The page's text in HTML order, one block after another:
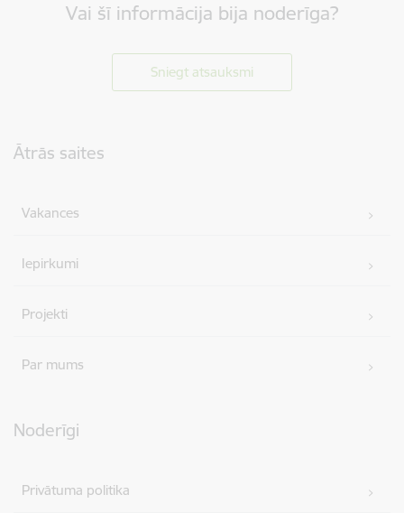
Vai šī informācija bija noderīga?
Sniegt atsauksmi
Ātrās saites
Vakances
Iepirkumi
Projekti
Par mums
Noderīgi
Privātuma politika